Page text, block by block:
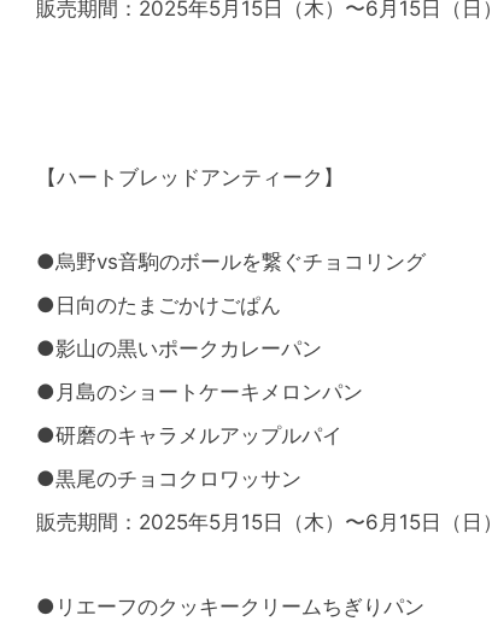
販売期間：2025年5⽉15⽇（木）〜6月15日（日）
【ハートブレッドアンティーク】
●烏野vs音駒のボールを繋ぐチョコリング
●日向のたまごかけごぱん
●影山の黒いポークカレーパン
●月島のショートケーキメロンパン
●研磨のキャラメルアップルパイ
●黒尾のチョコクロワッサン
販売期間：2025年5⽉15⽇（木）〜6月15日（日）
●リエーフのクッキークリームちぎりパン